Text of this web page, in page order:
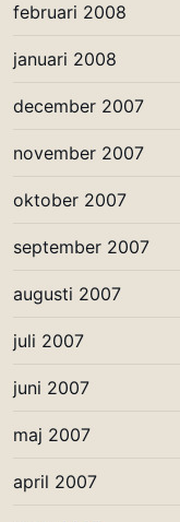
februari 2008
januari 2008
december 2007
november 2007
oktober 2007
september 2007
augusti 2007
juli 2007
juni 2007
maj 2007
april 2007